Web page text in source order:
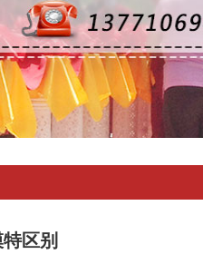
区别